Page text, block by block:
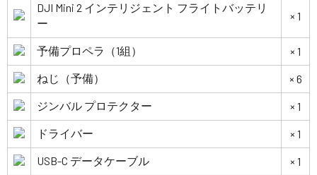
DJI Mini 2 インテリジェント フライトバッテリ
ー
× 1
予備プロペラ（1組）
× 1
ねじ（予備）
× 6
ジンバル プロテクター
× 1
ドライバー
× 1
USB-C データケーブル
× 1